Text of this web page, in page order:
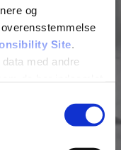
og
Site.
med andre